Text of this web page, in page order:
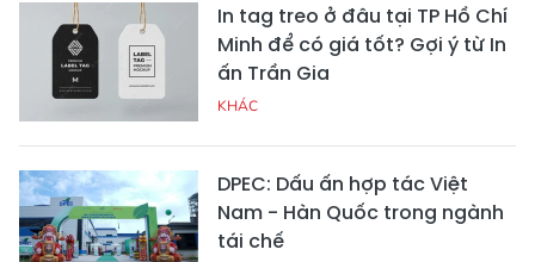
In tag treo ở đâu tại TP Hồ Chí
Minh để có giá tốt? Gợi ý từ In
ấn Trần Gia
KHÁC
DPEC: Dấu ấn hợp tác Việt
Nam - Hàn Quốc trong ngành
tái chế